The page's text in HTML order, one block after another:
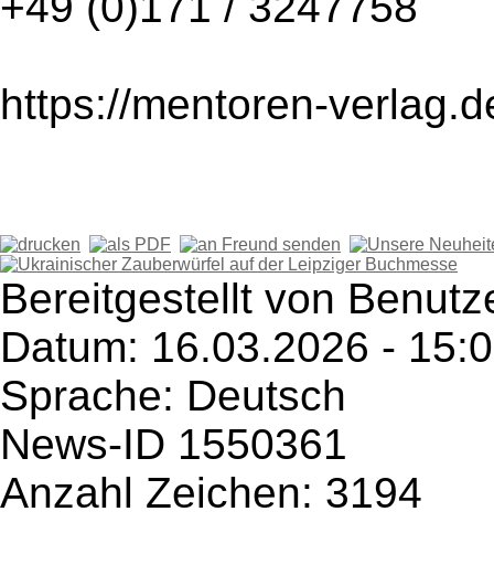
https://mentoren-
Bereitgestellt von
Datum: 16.03.2026 -
Sprache: Deutsch
News-ID 1550361
Anzahl Zeichen: 3194